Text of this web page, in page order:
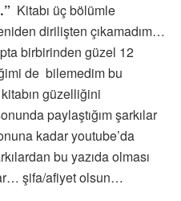
Kitabı üç bölümle
dirilişten çıkamadım…
birbirinden güzel 12
de bilemedim bu
güzelliğini
paylaştığım şarkılar
kadar youtube’da
bu yazıda olması
şifa/afiyet olsun…